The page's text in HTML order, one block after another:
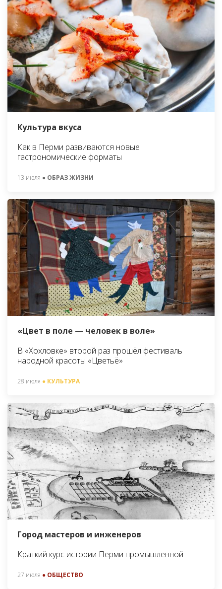
Культура вкуса
Как в Перми развиваются новые
гастрономические форматы
13 июля ● ОБРАЗ ЖИЗНИ
«Цвет в поле — человек в воле»
В «Хохловке» второй раз прошёл фестиваль
народной красоты «Цветьё»
28 июля ● КУЛЬТУРА
Город мастеров и инженеров
Краткий курс истории Перми промышленной
27 июля ● ОБЩЕСТВО